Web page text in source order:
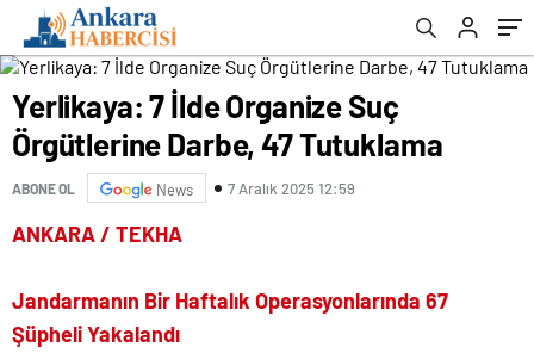
Yerlikaya: 7 İlde Organize Suç
Örgütlerine Darbe, 47 Tutuklama
ABONE OL News 7 Aralık 2025 12:59
ANKARA / TEKHA
Jandarmanın Bir Haftalık Operasyonlarında 67
Şüpheli Yakalandı